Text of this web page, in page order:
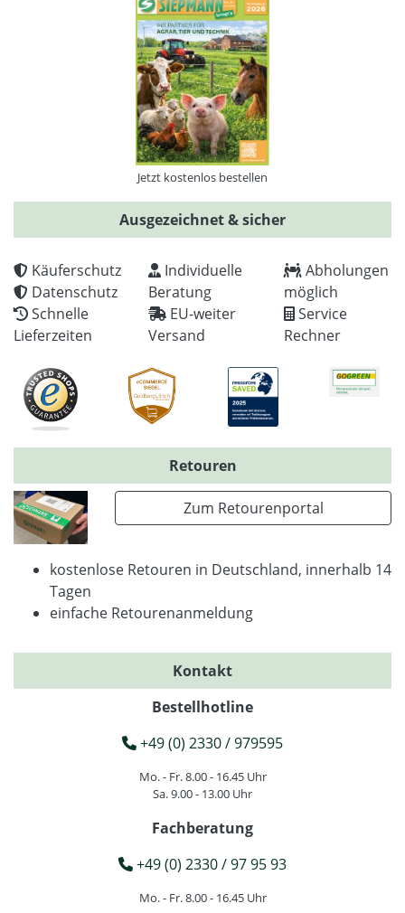
Jetzt kostenlos bestellen
Ausgezeichnet & sicher
Käuferschutz
Datenschutz
Schnelle
Lieferzeiten
Individuelle
Beratung
EU-weiter
Versand
Abholungen
möglich
Service
Rechner
Retouren
Zum Retourenportal
kostenlose Retouren in Deutschland, innerhalb 14
Tagen
einfache Retourenanmeldung
Kontakt
Bestellhotline
+49 (0) 2330 / 979595
Mo. - Fr. 8.00 - 16.45 Uhr
Sa. 9.00 - 13.00 Uhr
Fachberatung
+49 (0) 2330 / 97 95 93
Mo. - Fr. 8.00 - 16.45 Uhr